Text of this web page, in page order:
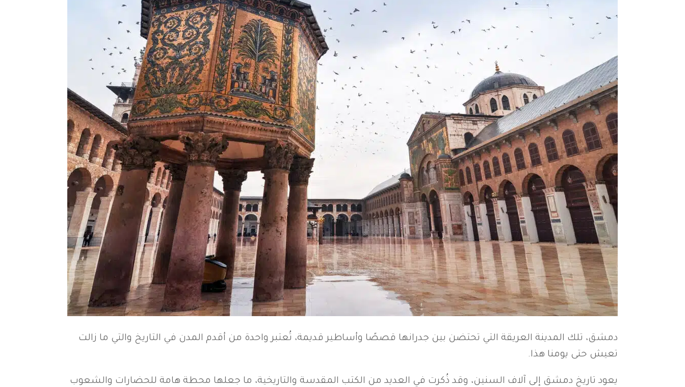
دمشق، تلك المدينة العريقة التي تحتضن بين جدرانها قصصًا وأساطير قديمة، تُعتبر واحدة من أقدم المدن في التاريخ والتي ما زالت
تعيش حتى يومنا هذا.
يعود تاريخ دمشق إلى آلاف السنين، وقد ذُكرت في العديد من الكتب المقدسة والتاريخية، ما جعلها محطة هامة للحضارات والشعوب